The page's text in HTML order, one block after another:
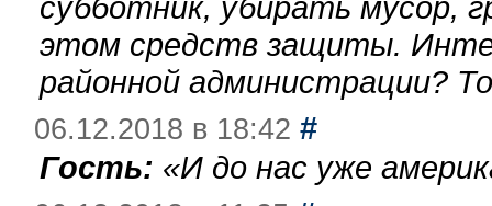
этом средств защиты.
районной администрации?
06.12.2018 в 18:42 #
Гость: «И до нас уже